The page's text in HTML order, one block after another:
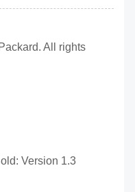
All rights
Version 1.3